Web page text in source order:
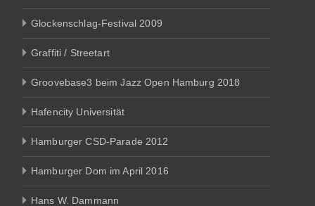
Glockenschlag-Festival 2009
Graffiti / Streetart
Groovebase3 beim Jazz Open Hamburg 2018
Hafencity Universität
Hamburger CSD-Parade 2012
Hamburger Dom im April 2016
Hans W. Dammann